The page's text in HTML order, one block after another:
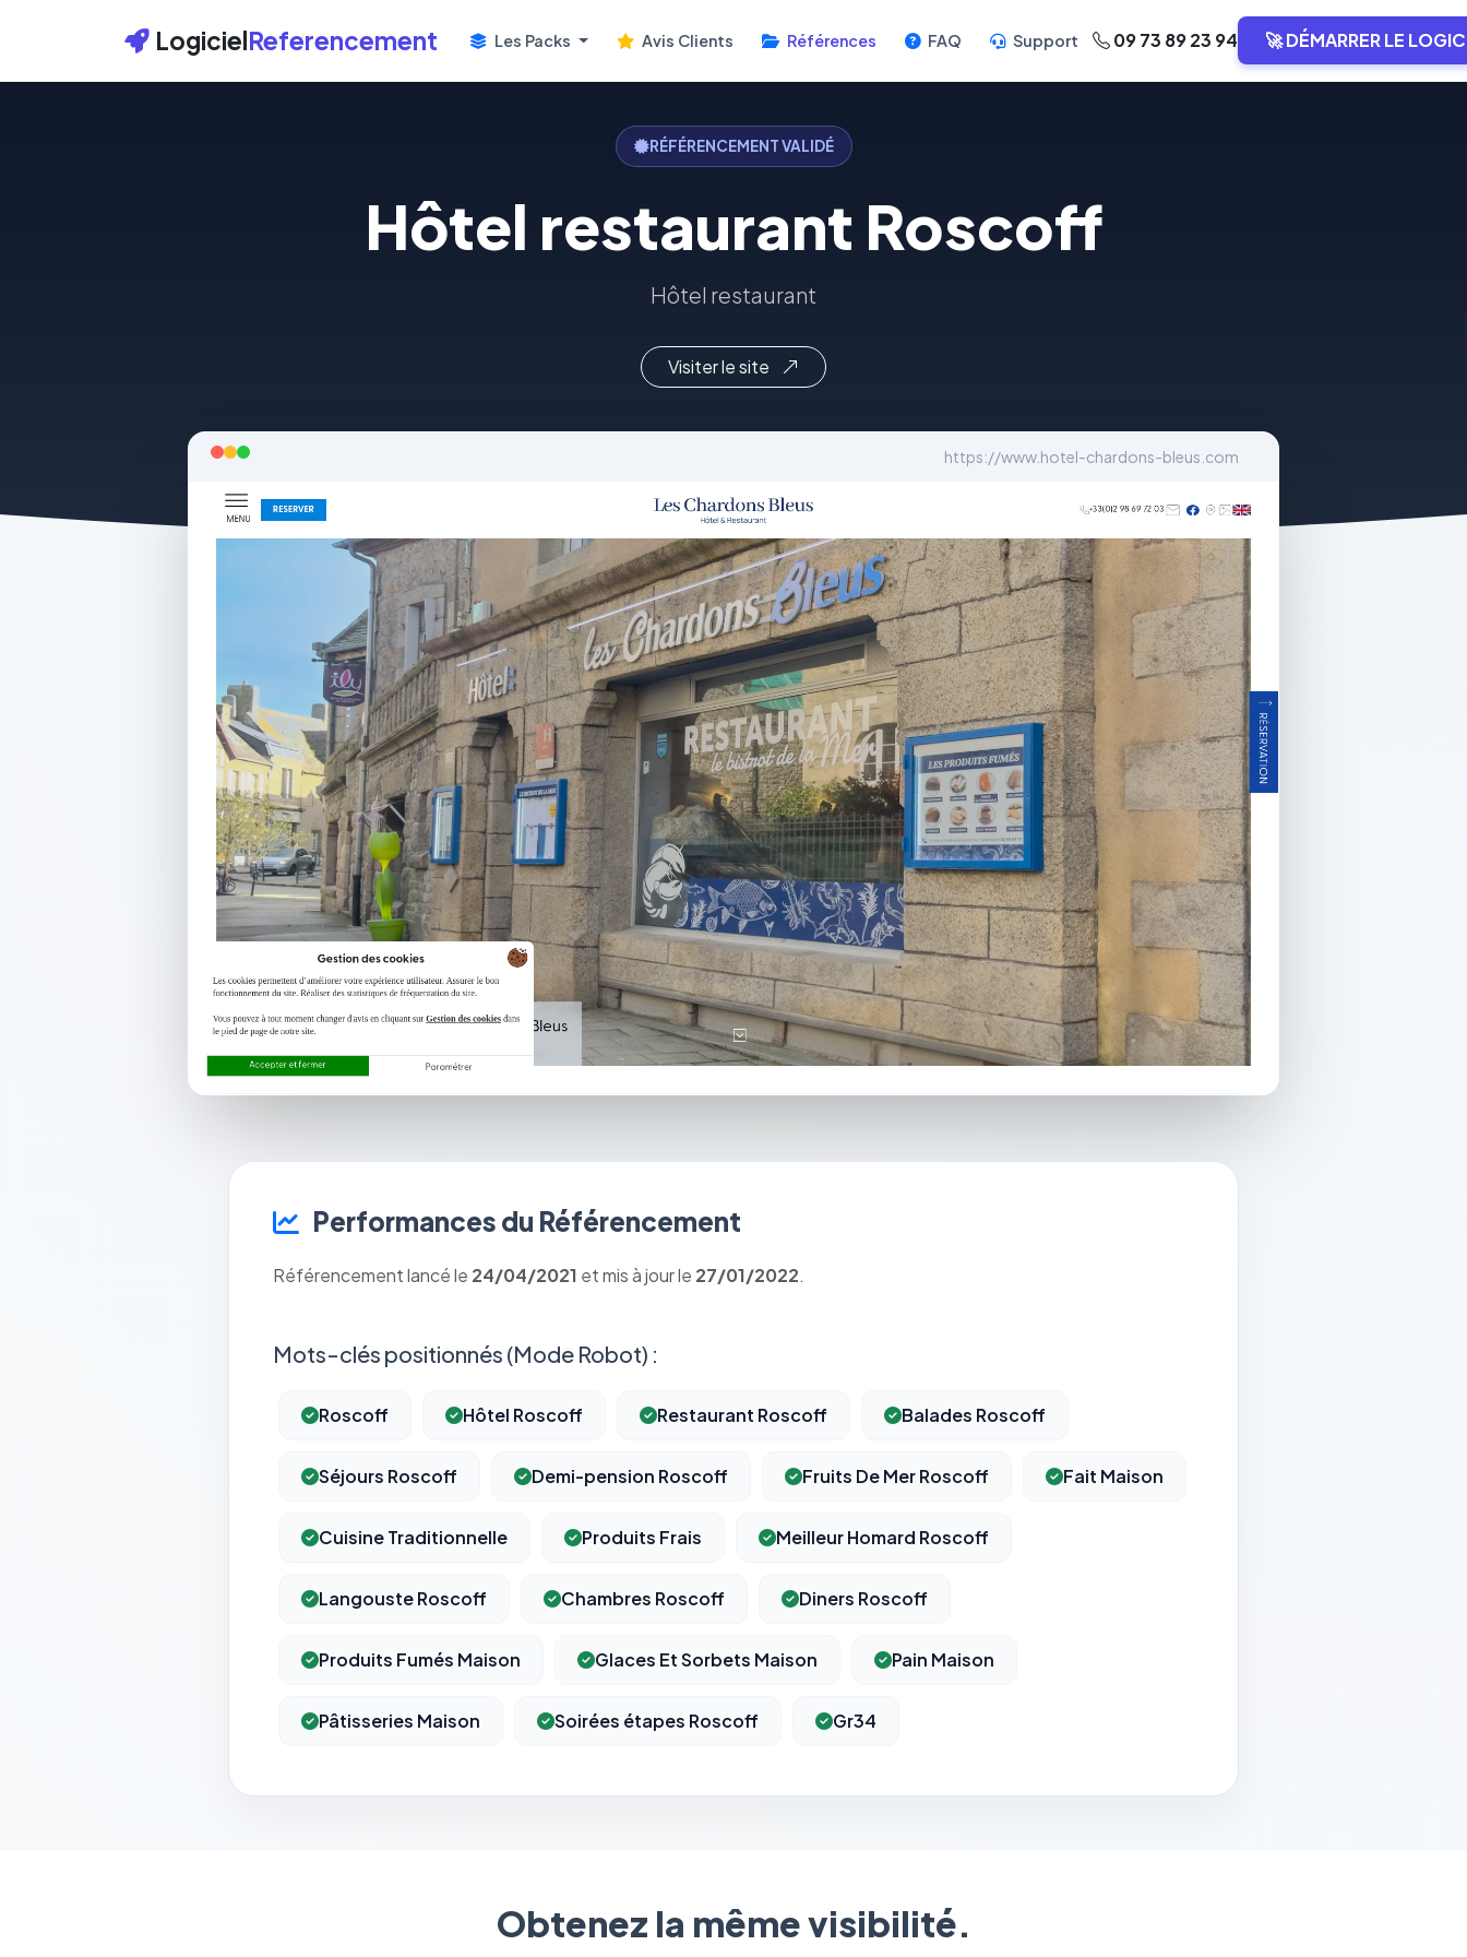
LogicielReferencement Les Packs Avis Clients Références FAQ Support 09 73 89 23 94 🚀 DÉMARRER LE
RÉFÉRENCEMENT VALIDÉ
Hôtel restaurant Roscoff
Hôtel restaurant
Visiter le site
https://www.hotel-chardons-bleus.com
Performances du Référencement
Référencement lancé le 24/04/2021 et mis à jour le 27/01/2022.
Mots-clés positionnés (Mode Robot) :
Roscoff Hôtel Roscoff Restaurant Roscoff Balades Roscoff
Séjours Roscoff Demi-pension Roscoff Fruits De Mer Roscoff Fait Maison
Cuisine Traditionnelle Produits Frais Meilleur Homard Roscoff
Langouste Roscoff Chambres Roscoff Diners Roscoff
Produits Fumés Maison Glaces Et Sorbets Maison Pain Maison
Pâtisseries Maison Soirées étapes Roscoff Gr34
Obtenez la même visibilité.
⚙️
mémorisation de vos choix de consentement. Ils ne peuvent
pas être désactivés.